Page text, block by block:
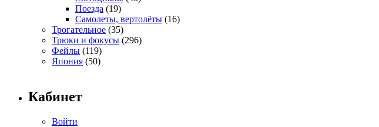
Поезда (19)
Самолеты, вертолёты (16)
Трогательное (35)
Трюки и фокусы (296)
Фейлы (119)
Япония (50)
Кабинет
Войти